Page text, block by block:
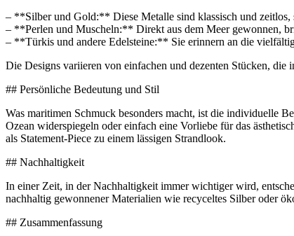
– **Silber und Gold:** Diese Metalle sind klassisch und zeitlos,
– **Perlen und Muscheln:** Direkt aus dem Meer gewonnen,
– **Türkis und andere Edelsteine:** Sie erinnern an die
Die Designs variieren von einfachen und dezenten Stücken,
## Persönliche Bedeutung und Stil
Was maritimen Schmuck besonders macht, ist die individuelle
Ozean widerspiegeln oder einfach eine Vorliebe für das
als Statement-Piece zu einem lässigen Strandlook.
## Nachhaltigkeit
In einer Zeit, in der Nachhaltigkeit immer wichtiger wird,
nachhaltig gewonnener Materialien wie recyceltes Silber oder
## Zusammenfassung